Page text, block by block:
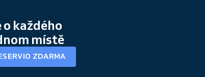
každého
místě
ZDARMA